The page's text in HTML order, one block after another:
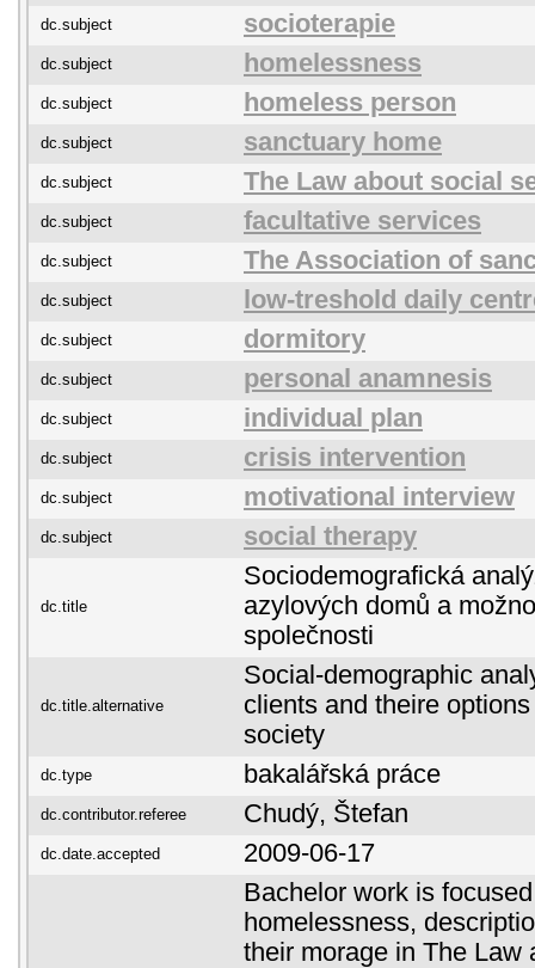
dc.subject socioterapie
dc.subject homelessness
dc.subject homeless person
dc.subject sanctuary home
dc.subject The Law about social
dc.subject facultative services
dc.subject The Association of
dc.subject low-treshold daily
dc.subject dormitory
dc.subject personal anamnesis
dc.subject individual plan
dc.subject crisis intervention
dc.subject motivational interview
dc.subject social therapy
dc.title
Sociodemografická
azylových domů a
společnosti
dc.title.alternative
Social-demographic
clients and theire
society
dc.type bakalářská práce
dc.contributor.referee Chudý, Štefan
dc.date.accepted
2009-06-17
Bachelor work is
homelessness,
their morage in The Law